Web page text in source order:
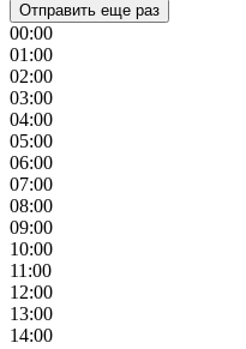
Отправить еще раз
00:00
01:00
02:00
03:00
04:00
05:00
06:00
07:00
08:00
09:00
10:00
11:00
12:00
13:00
14:00